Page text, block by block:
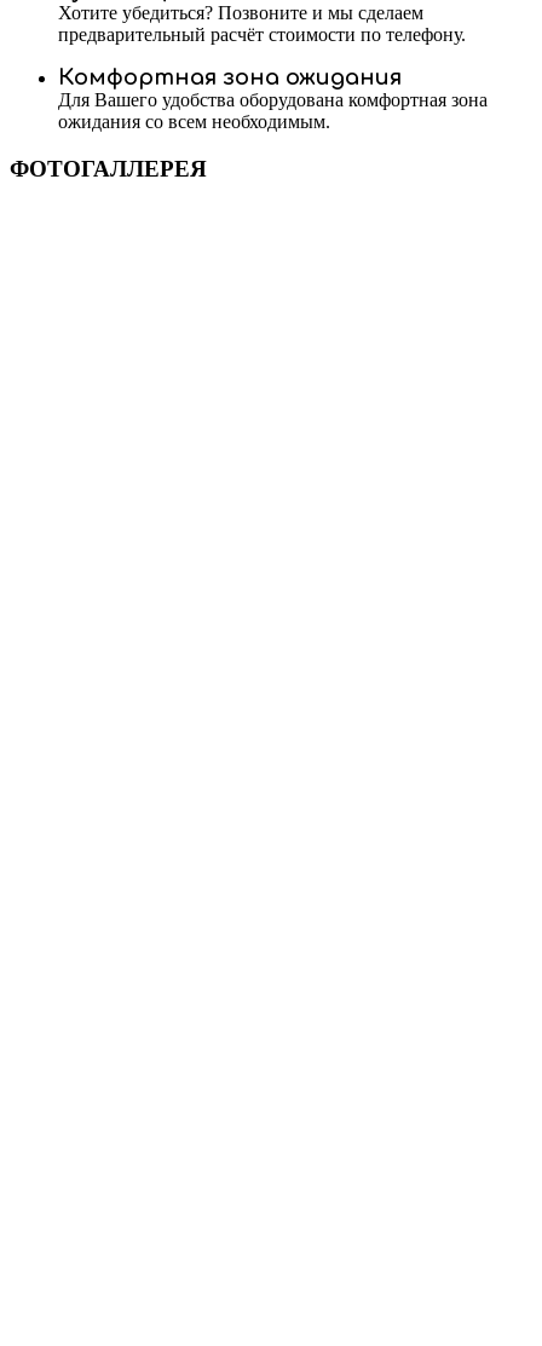
Хотите убедиться? Позвоните и мы сделаем
предварительный расчёт стоимости по телефону.
Комфортная зона ожидания
Для Вашего удобства оборудована комфортная зона
ожидания со всем необходимым.
ФОТОГАЛЛЕРЕЯ